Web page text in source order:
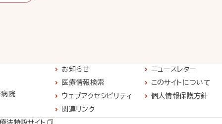
院
お知らせ
ニュースレター
医療情報検索
このサイトについて
ウェブアクセシビリティ
個人情報保護方針
関連リンク
法特設サイト